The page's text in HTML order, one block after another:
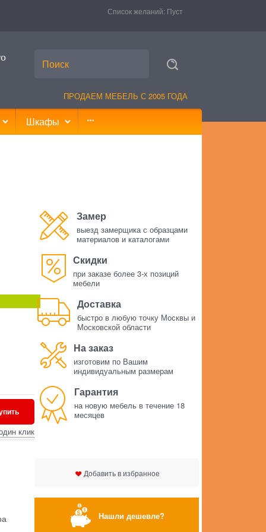
Список желаний: Пуст
ПРОДАЕМ МЕБЕЛЬ С 2005 ГОДА
Шкафы
клик
Замер
выезд замерщика с образцами
материалов и каталогами
Скидки
при заказе более 3-х позиций
мебели
Доставка
быстро в любую точку Москвы и
Московской области
На заказ
изготовим по Вашим
индивидуальным размерам
Гарантия
на новую мебель в течение 18
месяцев
Добавить в избранное
Нашли дешевле?